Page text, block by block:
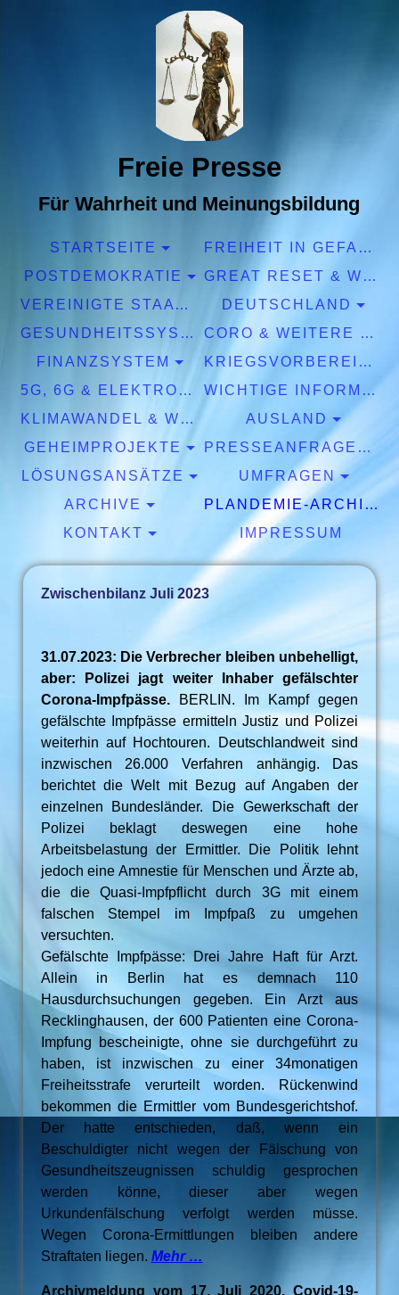
Freie Presse
Für Wahrheit und Meinungsbildung
STARTSEITE
FREIHEIT IN GEFAHR
POSTDEMOKRATIE
GREAT RESET & WEF
VEREINIGTE STAATEN EUROPA
DEUTSCHLAND
GESUNDHEITSSYSTEM
CORO & WEITERE PANDEMIEN
FINANZSYSTEM
KRIEGSVORBEREITUNGEN
5G, 6G & ELEKTROSMOG
WICHTIGE INFORMATIONEN
KLIMAWANDEL & WETTER
AUSLAND
GEHEIMPROJEKTE
PRESSEANFRAGEN & EXPERTISEN
LÖSUNGSANSÄTZE
UMFRAGEN
ARCHIVE
PLANDEMIE-ARCHIV
KONTAKT
IMPRESSUM
Zwischenbilanz Juli 2023
31.07.2023: Die Verbrecher bleiben unbehelligt,
aber: Polizei jagt weiter Inhaber gefälschter
Corona-Impfpässe.
BERLIN. Im Kampf gegen
gefälschte Impfpässe ermitteln Justiz und Polizei
weiterhin auf Hochtouren. Deutschlandweit sind
inzwischen 26.000 Verfahren anhängig. Das
berichtet die Welt mit Bezug auf Angaben der
einzelnen Bundesländer. Die Gewerkschaft der
Polizei beklagt deswegen eine hohe
Arbeitsbelastung der Ermittler. Die Politik lehnt
jedoch eine Amnestie für Menschen und Ärzte ab,
die die Quasi-Impfpflicht durch 3G mit einem
falschen Stempel im Impfpaß zu umgehen
versuchten.
Gefälschte Impfpässe: Drei Jahre Haft für Arzt.
Allein in Berlin hat es demnach 110
Hausdurchsuchungen gegeben. Ein Arzt aus
Recklinghausen, der 600 Patienten eine Corona-
Impfung bescheinigte, ohne sie durchgeführt zu
haben, ist inzwischen zu einer 34monatigen
Freiheitsstrafe verurteilt worden. Rückenwind
bekommen die Ermittler vom Bundesgerichtshof.
Der hatte entschieden, daß, wenn ein
Beschuldigter nicht wegen der Fälschung von
Gesundheitszeugnissen schuldig gesprochen
werden könne, dieser aber wegen
Urkundenfälschung verfolgt werden müsse.
Wegen Corona-Ermittlungen bleiben andere
Straftaten liegen. Mehr …
Archivmeldung vom 17. Juli 2020. Covid-19-